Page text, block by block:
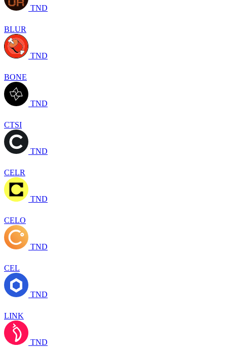
TND
BLUR
TND
BONE
TND
CTSI
TND
CELR
TND
CELO
TND
CEL
TND
LINK
TND